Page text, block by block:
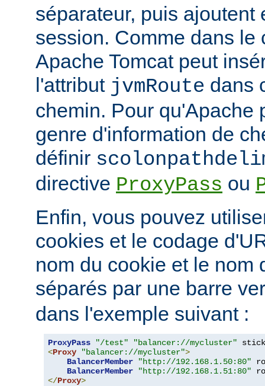
séparateur, puis ajoutent
session. Comme dans le
Apache Tomcat peut
l'attribut jvmRoute dans
chemin. Pour qu'Apache
genre d'information de
définir
directive ProxyPass ou
Enfin, vous pouvez
cookies et le codage
nom du cookie et le nom
séparés par une barre
dans l'exemple suivant :
ProxyPass "/test" "balancer://mycluster"
<Proxy "balancer://mycluster">
BalancerMember
"http://192.168.1.50:80"
BalancerMember
"http://192.168.1.51:80"
</Proxy>